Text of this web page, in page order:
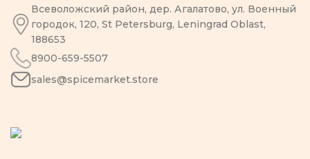
Всеволожский район, дер. Агалатово, ул. Военный
городок, 120, St Petersburg, Leningrad Oblast,
188653
8900-659-5507
sales@spicemarket.store